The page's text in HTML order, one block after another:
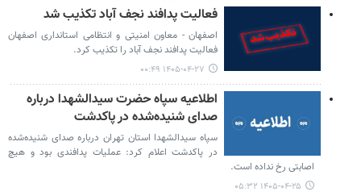
فعالیت پدافند نجف آباد تکذیب شد
اصفهان - معاون امنیتی و انتظامی استانداری اصفهان
فعالیت پدافند نجف آباد را تکذیب کرد.
۱۴۰۵-۰۴-۲۷ ۰۰:۴۹
اطلاعیه سپاه حضرت سیدالشهدا درباره
صدای شنیده‌شده در پاکدشت
سپاه سیدالشهدا استان تهران درباره صدای شنیده‌شده
در پاکدشت اعلام کرد: عملیات پدافندی بود و هیچ
اصابتی رخ نداده است.
۱۴۰۵-۰۴-۲۵ ۰۵:۳۲